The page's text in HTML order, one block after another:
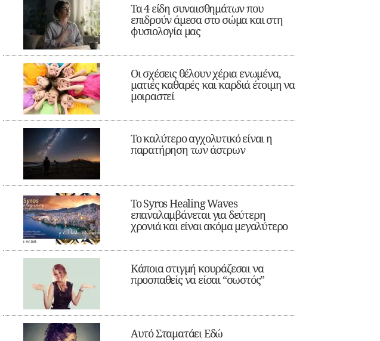
Τα 4 είδη συναισθημάτων που
επιδρούν άμεσα στο σώμα και στη
φυσιολογία μας
Οι σχέσεις θέλουν χέρια ενωμένα,
ματιές καθαρές και καρδιά έτοιμη να
μοιραστεί
Το καλύτερο αγχολυτικό είναι η
παρατήρηση των άστρων
Το Syros Healing Waves
επαναλαμβάνεται για δεύτερη
χρονιά και είναι ακόμα μεγαλύτερο
Κάποια στιγμή κουράζεσαι να
προσπαθείς να είσαι “σωστός”
Αυτό Σταματάει Εδώ